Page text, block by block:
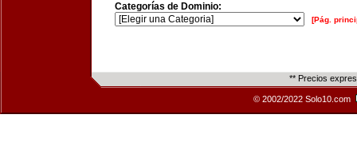
Categorías de Dominio:
[Pág.
** Precios
© 2002/2022 Solo10.com